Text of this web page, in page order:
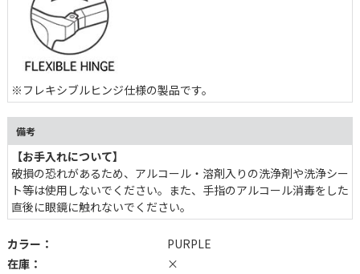
※フレキシブルヒンジ仕様の製品です。
備考
【お手入れについて】
破損の恐れがあるため、アルコール・溶剤入りの洗浄剤や洗浄シー
ト等は使用しないでください。また、手指のアルコール消毒をした
直後に眼鏡に触れないでください。
カラー：
PURPLE
在庫：
×